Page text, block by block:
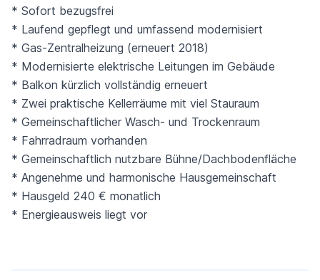
* Sofort bezugsfrei
* Laufend gepflegt und umfassend modernisiert
* Gas-Zentralheizung (erneuert 2018)
* Modernisierte elektrische Leitungen im Gebäude
* Balkon kürzlich vollständig erneuert
* Zwei praktische Kellerräume mit viel Stauraum
* Gemeinschaftlicher Wasch- und Trockenraum
* Fahrradraum vorhanden
* Gemeinschaftlich nutzbare Bühne/Dachbodenfläche
* Angenehme und harmonische Hausgemeinschaft
* Hausgeld 240 € monatlich
* Energieausweis liegt vor